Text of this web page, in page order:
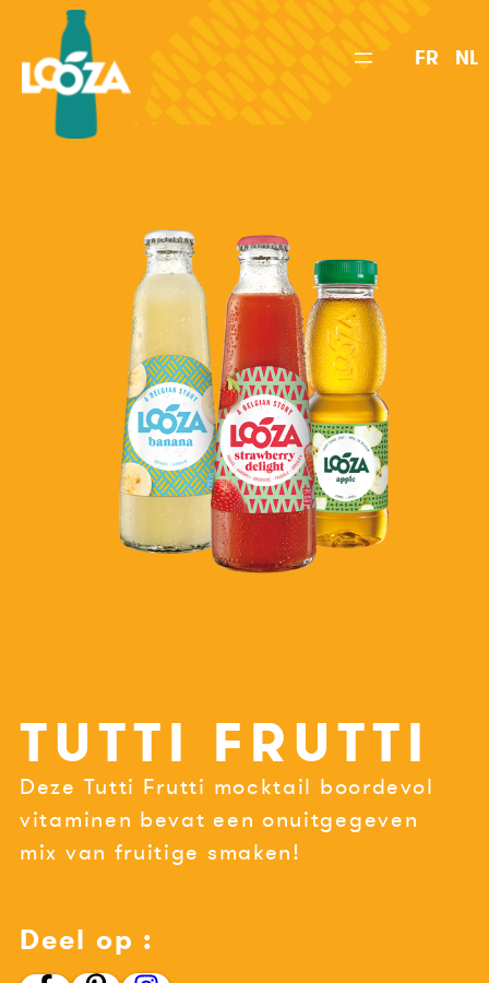
inhoud
FR NL
TUTTI FRUTTI
Deze Tutti Frutti mocktail boordevol
vitaminen bevat een onuitgegeven
mix van fruitige smaken!
Deel op :